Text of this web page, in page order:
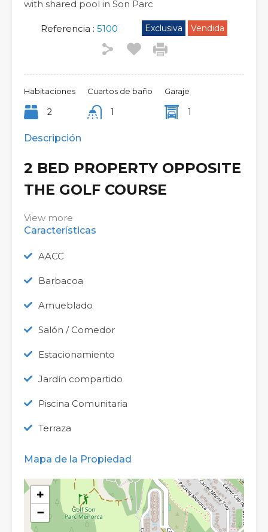
with shared pool in Son Parc
Referencia : 5100 Exclusiva Vendida
Habitaciones
2
Cuartos de baño
1
Garaje
1
Descripción
2 BED PROPERTY OPPOSITE
THE GOLF COURSE
View more
Características
AACC
Barbacoa
Amueblado
Salón / Comedor
Estacionamiento
Jardín compartido
Piscina Comunitaria
Terraza
Mapa de la Propiedad
+
−